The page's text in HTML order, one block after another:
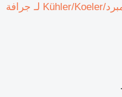
مبرد بيني New Holland W110C - مبرد/Kühler/Koeler لـ جرافة